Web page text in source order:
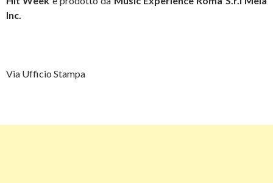
Inc.
Via Ufficio Stampa